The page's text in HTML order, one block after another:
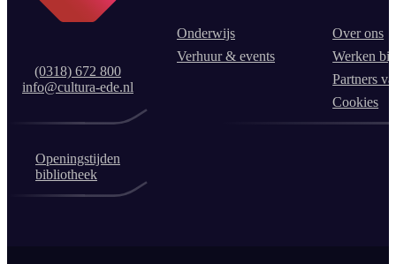
(0318) 672 800
info@cultura-ede.nl
Onderwijs
Verhuur & events
Over ons
Werken
Partners
Cookies
Openingstijden
bibliotheek